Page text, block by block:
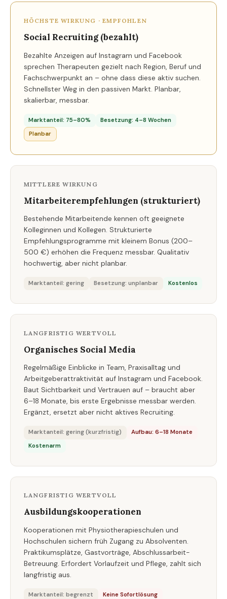
HÖCHSTE WIRKUNG · EMPFOHLEN
Social Recruiting (bezahlt)
Bezahlte Anzeigen auf Instagram und Facebook
sprechen Therapeuten gezielt nach Region, Beruf und
Fachschwerpunkt an – ohne dass diese aktiv suchen.
Schnellster Weg in den passiven Markt. Planbar,
skalierbar, messbar.
Marktanteil: 75–80%
Besetzung: 4–8 Wochen
Planbar
MITTLERE WIRKUNG
Mitarbeiterempfehlungen (strukturiert)
Bestehende Mitarbeitende kennen oft geeignete
Kolleginnen und Kollegen. Strukturierte
Empfehlungsprogramme mit kleinem Bonus (200–
500 €) erhöhen die Frequenz messbar. Qualitativ
hochwertig, aber nicht planbar.
Marktanteil: gering Besetzung: unplanbar Kostenlos
LANGFRISTIG WERTVOLL
Organisches Social Media
Regelmäßige Einblicke in Team, Praxisalltag und
Arbeitgeberattraktivität auf Instagram und Facebook.
Baut Sichtbarkeit und Vertrauen auf – braucht aber
6–18 Monate, bis erste Ergebnisse messbar werden.
Ergänzt, ersetzt aber nicht aktives Recruiting.
Marktanteil: gering (kurzfristig)
Aufbau: 6–18 Monate
Kostenarm
LANGFRISTIG WERTVOLL
Ausbildungskooperationen
Kooperationen mit Physiotherapieschulen und
Hochschulen sichern früh Zugang zu Absolventen.
Praktikumsplätze, Gastvorträge, Abschlussarbeit-
Betreuung. Erfordert Vorlaufzeit und Pflege, zahlt sich
langfristig aus.
Marktanteil: begrenzt
Keine Sofortlösung